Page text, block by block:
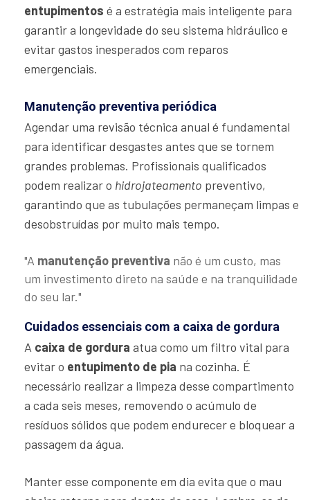
entupimentos é a estratégia mais inteligente para
garantir a longevidade do seu sistema hidráulico e
evitar gastos inesperados com reparos
emergenciais.
Manutenção preventiva periódica
Agendar uma revisão técnica anual é fundamental
para identificar desgastes antes que se tornem
grandes problemas. Profissionais qualificados
podem realizar o hidrojateamento preventivo,
garantindo que as tubulações permaneçam limpas e
desobstruídas por muito mais tempo.
"A manutenção preventiva não é um custo, mas
um investimento direto na saúde e na tranquilidade
do seu lar."
Cuidados essenciais com a caixa de gordura
A caixa de gordura atua como um filtro vital para
evitar o entupimento de pia na cozinha. É
necessário realizar a limpeza desse compartimento
a cada seis meses, removendo o acúmulo de
resíduos sólidos que podem endurecer e bloquear a
passagem da água.
Manter esse componente em dia evita que o mau